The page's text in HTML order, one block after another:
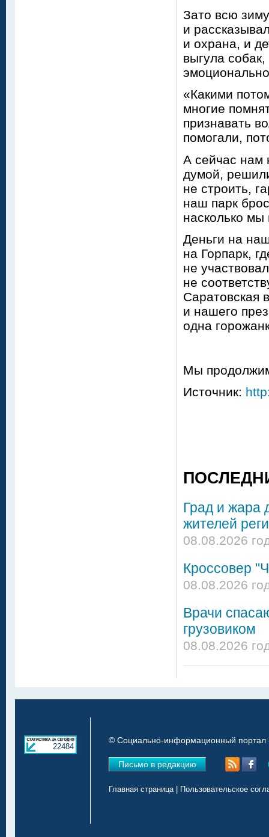
Зато всю
и
и охрана, и
выгула
«Какими
многие
признавать
помогали,
А сейчас нам
думой,
не строить,
наш парк
насколько
Деньги на
на Горпарк,
не
не
Саратовская
и нашего
одна
Мы
Источник:
Град и жара
жителей
08.08.2026
Кроссовер
08.08.2026
Врачи
грузовиком
08.08.2026
22484
© Социально-информационный портал
Письмо в редакцию
Главная страница| Пользовательское